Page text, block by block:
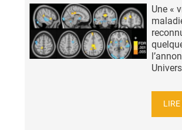
Une «